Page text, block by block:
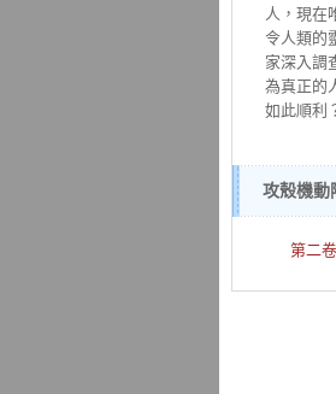
人，現在
令人類的
家深入調
為真正的
如此順利
攻殼機動
第二卷